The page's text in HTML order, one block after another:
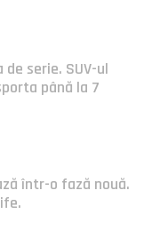
serie. SUV-ul
până la 7
într-o fază nouă.